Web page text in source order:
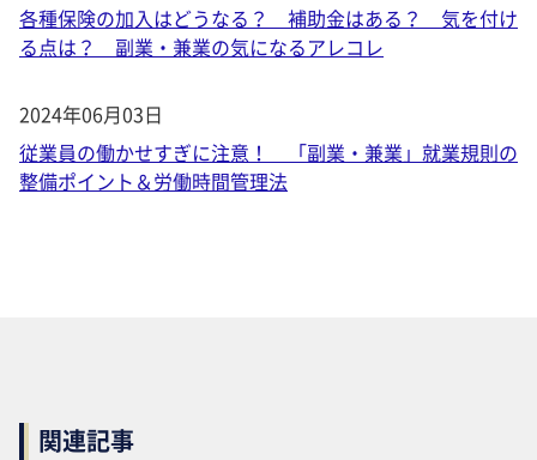
各種保険の加入はどうなる？ 補助金はある？ 気を付け
る点は？ 副業・兼業の気になるアレコレ
2024年06月03日
従業員の働かせすぎに注意！ 「副業・兼業」就業規則の
整備ポイント＆労働時間管理法
関連記事